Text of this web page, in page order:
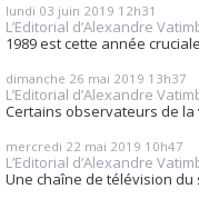
lundi 03 juin 2019 12h31
L’Editorial d’Alexandre
1989 est cette année
dimanche 26 mai 2019 13h37
L’Editorial d’Alexandre
Certains observateurs de
mercredi 22 mai 2019 10h47
L’Editorial d’Alexandre
Une chaîne de télévision du